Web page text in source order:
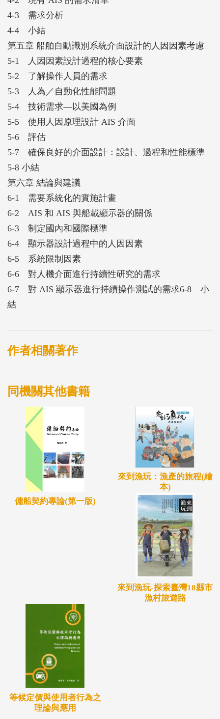
4-3 需求分析
4-4 小結
第五章 船舶自動識別系統介面設計的人因因素考慮
5-1 人因因素設計過程的核心要素
5-2 了解操作人員的需求
5-3 人為／自動化性能問題
5-4 技術需求—以美國為例
5-5 使用人因原理設計 AIS 介面
5-6 評估
5-7 確保良好的介面設計：設計、過程和性能標準
5-8 小結
第六章 結論與建議
6-1 需要系統化的實施計畫
6-2 AIS 和 AIS 與船載顯示器的關係
6-3 制定國內和國際標準
6-4 顯示器設計過程中的人因因素
6-5 系統限制因素
6-6 對人機介面進行持續性研究的需求
6-7 對 AIS 顯示器進行持續操作測試的需求6-8 小
結
作者相關著作
同機關其他書籍
傭船契約專論(第一版)
來到漁玩：漁產的旅程(繪
本)
來到漁玩-探索臺灣18縣市
漁村旅遊路
等候定價與使用者行為之
理論與應用